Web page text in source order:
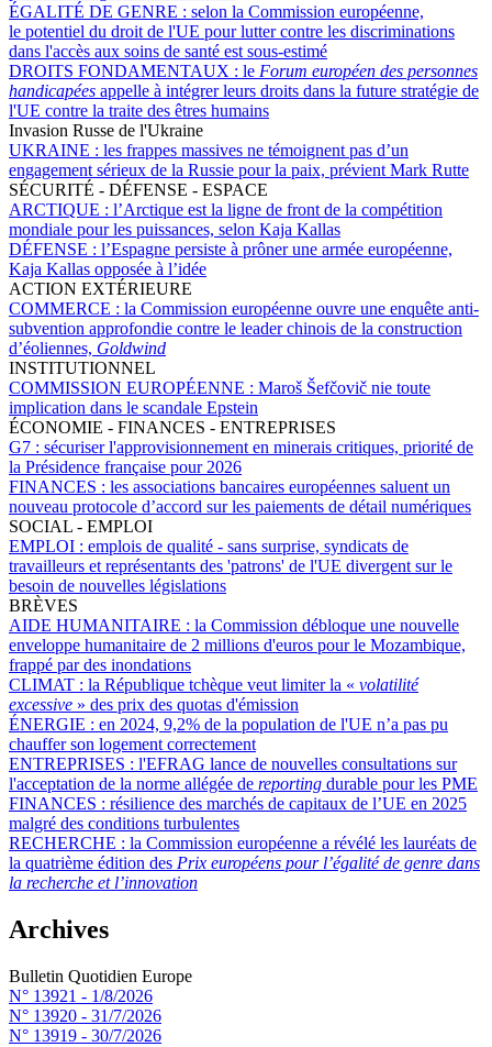
ÉGALITÉ DE GENRE : selon la Commission européenne,
le potentiel du droit de l'UE pour lutter contre les discriminations
dans l'accès aux soins de santé est sous-estimé
DROITS FONDAMENTAUX : le Forum européen des personnes
handicapées appelle à intégrer leurs droits dans la future stratégie de
l'UE contre la traite des êtres humains
Invasion Russe de l'Ukraine
UKRAINE : les frappes massives ne témoignent pas d’un
engagement sérieux de la Russie pour la paix, prévient Mark Rutte
SÉCURITÉ - DÉFENSE - ESPACE
ARCTIQUE : l’Arctique est la ligne de front de la compétition
mondiale pour les puissances, selon Kaja Kallas
DÉFENSE : l’Espagne persiste à prôner une armée européenne,
Kaja Kallas opposée à l’idée
ACTION EXTÉRIEURE
COMMERCE : la Commission européenne ouvre une enquête anti-
subvention approfondie contre le leader chinois de la construction
d’éoliennes, Goldwind
INSTITUTIONNEL
COMMISSION EUROPÉENNE : Maroš Šefčovič nie toute
implication dans le scandale Epstein
ÉCONOMIE - FINANCES - ENTREPRISES
G7 : sécuriser l'approvisionnement en minerais critiques, priorité de
la Présidence française pour 2026
FINANCES : les associations bancaires européennes saluent un
nouveau protocole d’accord sur les paiements de détail numériques
SOCIAL - EMPLOI
EMPLOI : emplois de qualité - sans surprise, syndicats de
travailleurs et représentants des 'patrons' de l'UE divergent sur le
besoin de nouvelles législations
BRÈVES
AIDE HUMANITAIRE : la Commission débloque une nouvelle
enveloppe humanitaire de 2 millions d'euros pour le Mozambique,
frappé par des inondations
CLIMAT : la République tchèque veut limiter la « volatilité
excessive » des prix des quotas d'émission
ÉNERGIE : en 2024, 9,2% de la population de l'UE n’a pas pu
chauffer son logement correctement
ENTREPRISES : l'EFRAG lance de nouvelles consultations sur
l'acceptation de la norme allégée de reporting durable pour les PME
FINANCES : résilience des marchés de capitaux de l’UE en 2025
malgré des conditions turbulentes
RECHERCHE : la Commission européenne a révélé les lauréats de
la quatrième édition des Prix européens pour l’égalité de genre dans
la recherche et l’innovation
Archives
Bulletin Quotidien Europe
N° 13921 - 1/8/2026
N° 13920 - 31/7/2026
N° 13919 - 30/7/2026